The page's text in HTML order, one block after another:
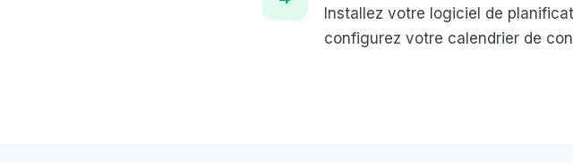
Installez votre logiciel de
configurez votre calendrier de